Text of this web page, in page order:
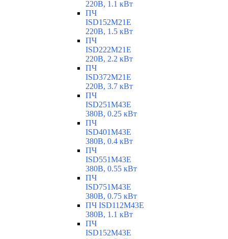
220В, 1.1 кВт
ПЧ
ISD152M21E
220В, 1.5 кВт
ПЧ
ISD222M21E
220В, 2.2 кВт
ПЧ
ISD372M21E
220В, 3.7 кВт
ПЧ
ISD251M43E
380В, 0.25 кВт
ПЧ
ISD401M43E
380В, 0.4 кВт
ПЧ
ISD551M43E
380В, 0.55 кВт
ПЧ
ISD751M43E
380В, 0.75 кВт
ПЧ ISD112M43E
380В, 1.1 кВт
ПЧ
ISD152M43E